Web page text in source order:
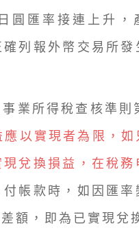
圓匯率接連上升，
列報外幣交易所發
所得稅查核準則
以實現者為限，如
兌換損益，在稅務
付帳款時，如因匯率
額，即為已實現兌